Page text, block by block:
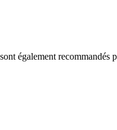
également